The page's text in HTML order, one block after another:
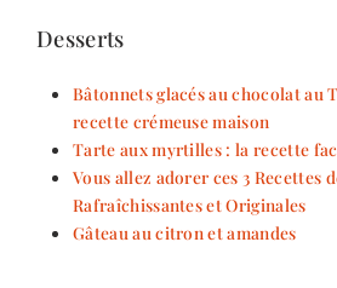
Desserts
Bâtonnets glacés au chocolat au
recette crémeuse maison
Tarte aux myrtilles : la recette
Vous allez adorer ces 3 Recettes
Rafraîchissantes et Originales
Gâteau au citron et amandes